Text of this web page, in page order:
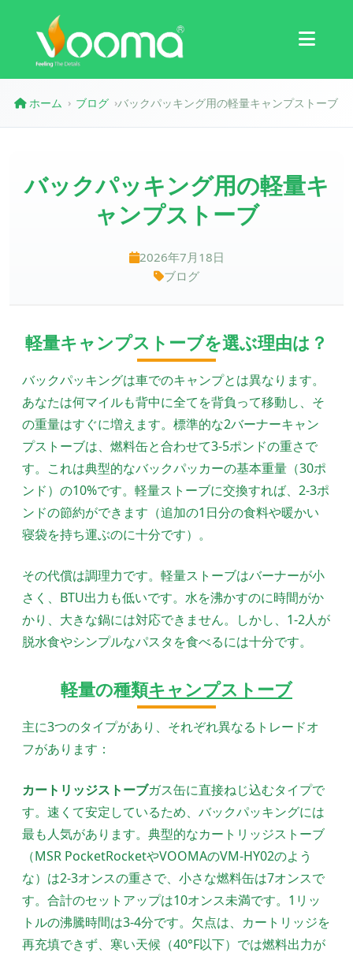
認証
ケーススタディ
ホーム › ブログ ›バックパッキング用の軽量キャンプストーブ
バックパッキング用の軽量キ
ャンプストーブ
2026年7月18日
ブログ
軽量キャンプストーブを選ぶ理由は？
バックパッキングは車でのキャンプとは異なります。
あなたは何マイルも背中に全てを背負って移動し、そ
の重量はすぐに増えます。標準的な2バーナーキャン
プストーブは、燃料缶と合わせて3-5ポンドの重さで
す。これは典型的なバックパッカーの基本重量（30ポ
ンド）の10%です。軽量ストーブに交換すれば、2-3ポ
ンドの節約ができます（追加の1日分の食料や暖かい
寝袋を持ち運ぶのに十分です）。
その代償は調理力です。軽量ストーブはバーナーが小
さく、BTU出力も低いです。水を沸かすのに時間がか
かり、大きな鍋には対応できません。しかし、1-2人が
脱水食やシンプルなパスタを食べるには十分です。
軽量の種類キャンプストーブ
主に3つのタイプがあり、それぞれ異なるトレードオ
フがあります：
カートリッジストーブガス缶に直接ねじ込むタイプで
す。速くて安定しているため、バックパッキングには
最も人気があります。典型的なカートリッジストーブ
（MSR PocketRocketやVOOMAのVM-HY02のよう
な）は2-3オンスの重さで、小さな燃料缶は7オンスで
す。合計のセットアップは10オンス未満です。1リッ
トルの沸騰時間は3-4分です。欠点は、カートリッジを
再充填できず、寒い天候（40°F以下）では燃料出力が